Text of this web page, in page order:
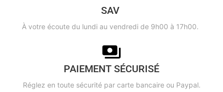
SAV
À votre écoute du lundi au vendredi de 9h00 à 17h00.
PAIEMENT SÉCURISÉ
Réglez en toute sécurité par carte bancaire ou Paypal.